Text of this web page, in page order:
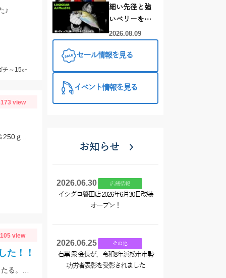
♪
チ～15㎝
view
view
た！！
催中！新製品
ルアーロッド
もお買い
得！！！
細い先径と強
いベリーをど
う活かすか |
プラス510の
2026.08.09
セール情報を見る
イベント情報を見る
お知らせ
2026.06.30 店舗情報
イシグロ磐田店 2026年6月30日改装
オープン！
2026.06.25 その他
石黒 衆 会長が、令和8年浜松市市勢
功労者表彰を受彰されました